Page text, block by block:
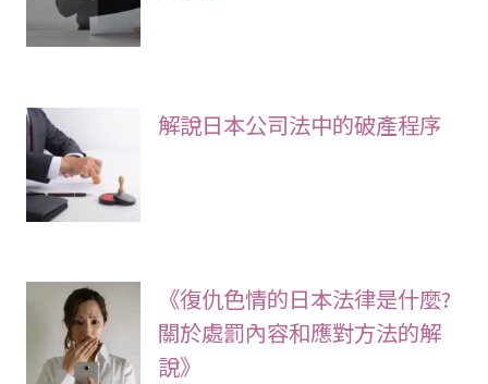
解說日本公司法中的破產程序
《復仇色情的日本法律是什麼?
關於處罰內容和應對方法的解
說》